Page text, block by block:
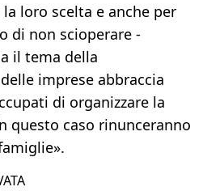
loro scelta e anche per
di non scioperare -
il tema della
imprese abbraccia
di organizzare la
questo caso rinunceranno